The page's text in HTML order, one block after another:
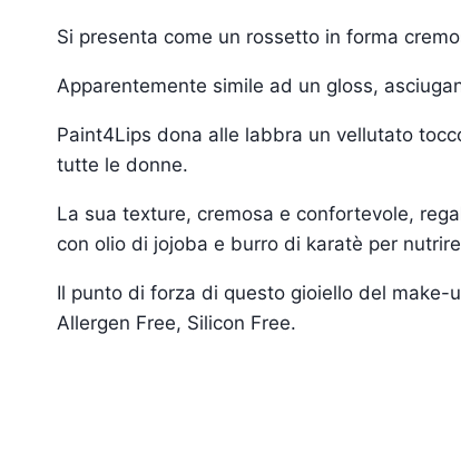
Si presenta come un rossetto in forma
Apparentemente simile ad un gloss,
Paint4Lips dona alle labbra un vellutato
tutte le donne.
La sua texture, cremosa e confortevole,
con olio di jojoba e burro di karatè per
Il punto di forza di questo gioiello del make-
Allergen Free, Silicon Free.